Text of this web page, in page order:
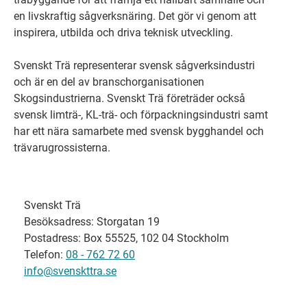
en livskraftig sågverksnäring. Det gör vi genom att
inspirera, utbilda och driva teknisk utveckling.
Svenskt Trä representerar svensk sågverksindustri
och är en del av branschorganisationen
Skogsindustrierna. Svenskt Trä företräder också
svensk limträ-, KL-trä- och förpackningsindustri samt
har ett nära samarbete med svensk bygghandel och
trävarugrossisterna.
Svenskt Trä
Besöksadress: Storgatan 19
Postadress: Box 55525, 102 04 Stockholm
Telefon: 08 - 762 72 60
info@svenskttra.se